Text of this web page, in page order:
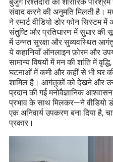
संवाद करने की अनुमति मिलती है।
ने स्मार्ट वीडियो डोर फोन सिस्टम
संतुष्टि और प्रतिधारण में सुधार की
में उन्नत सुरक्षा और सुव्यवस्थित
ये कहानियाँ ऑनलाइन फ़ोरम और
सामान्य विषयों में मन की शांति में
घटनाओं में कमी और कहीं से भी घर
शामिल है। आगंतुकों को देखने और
प्रदान की गई मनोवैज्ञानिक
प्रभाव के साथ मिलकर—ने वीडियो
एक अनिवार्य उपकरण बना दिया है,
प्रकार।